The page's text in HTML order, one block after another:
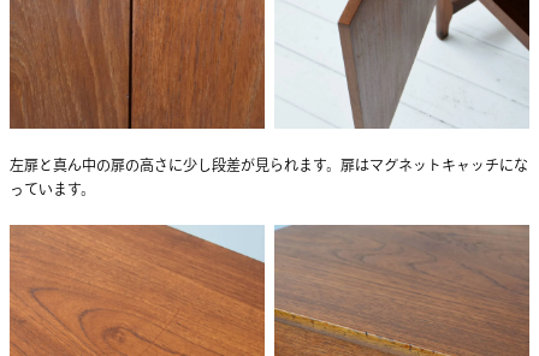
左扉と真ん中の扉の高さに少し段差が見られます。扉はマグネットキャッチにな
っています。